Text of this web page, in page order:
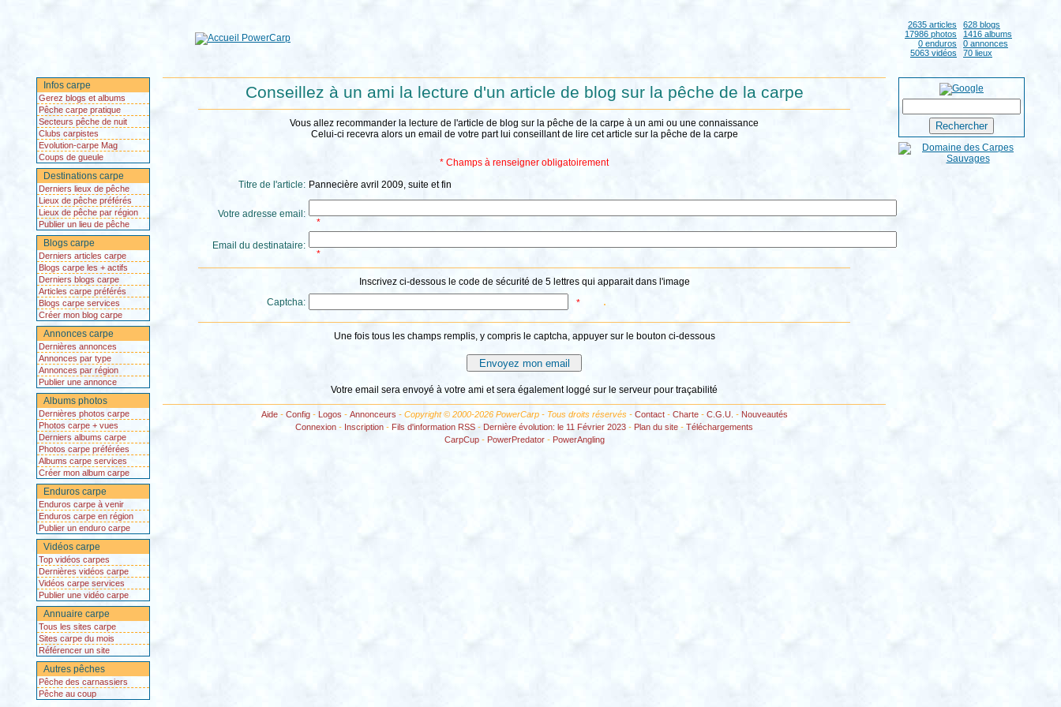
2635 articles
628 blogs
17986 photos
1416 albums
0 enduros
0 annonces
5063 vidéos
70 lieux
Infos carpe
Gerez blogs et albums
Pêche carpe pratique
Secteurs pêche de nuit
Clubs carpistes
Evolution-carpe Mag
Coups de gueule
Destinations carpe
Derniers lieux de pêche
Lieux de pêche préférés
Lieux de pêche par région
Publier un lieu de pêche
Blogs carpe
Derniers articles carpe
Blogs carpe les + actifs
Derniers blogs carpe
Articles carpe préférés
Blogs carpe services
Créer mon blog carpe
Annonces carpe
Dernières annonces
Annonces par type
Annonces par région
Publier une annonce
Albums photos
Dernières photos carpe
Photos carpe + vues
Derniers albums carpe
Photos carpe préférées
Albums carpe services
Créer mon album carpe
Enduros carpe
Enduros carpe à venir
Enduros carpe en région
Publier un enduro carpe
Vidéos carpe
Top vidéos carpes
Dernières vidéos carpe
Vidéos carpe services
Publier une vidéo carpe
Annuaire carpe
Tous les sites carpe
Sites carpe du mois
Référencer un site
Autres pêches
Pêche des carnassiers
Pêche au coup
Conseillez à un ami la lecture d'un article de blog sur la pêche de la carpe
Vous allez recommander la lecture de l'article de blog sur la pêche de la carpe à un ami ou une connaissance
Celui-ci recevra alors un email de votre part lui conseillant de lire cet article sur la pêche de la carpe
* Champs à renseigner obligatoirement
Titre de l'article: Pannecière avril 2009, suite et fin
Votre adresse email:
*
Email du destinataire:
*
Inscrivez ci-dessous le code de sécurité de 5 lettres qui apparait dans l'image
Captcha:
*
Une fois tous les champs remplis, y compris le captcha, appuyer sur le bouton ci-dessous
Votre email sera envoyé à votre ami et sera également loggé sur le serveur pour traçabilité
Aide- Config- Logos - Annonceurs - Copyright © 2000-2026 PowerCarp - Tous droits réservés - Contact- Charte- C.G.U. - Nouveautés
Connexion - Inscription - Fils d'information RSS - Dernière évolution: le 11 Février 2023 - Plan du site - Téléchargements
CarpCup- PowerPredator- PowerAngling